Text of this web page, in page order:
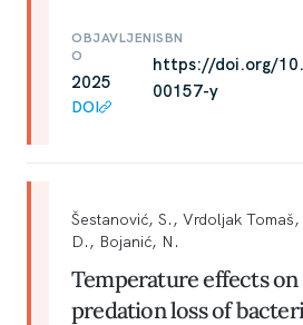
OBJAVLJEN
O
2025
DOI
ISBN
https://doi.org/
00157-y
Šestanović, S., Vrdoljak
D., Bojanić, N.
Temperature effects
predation loss of